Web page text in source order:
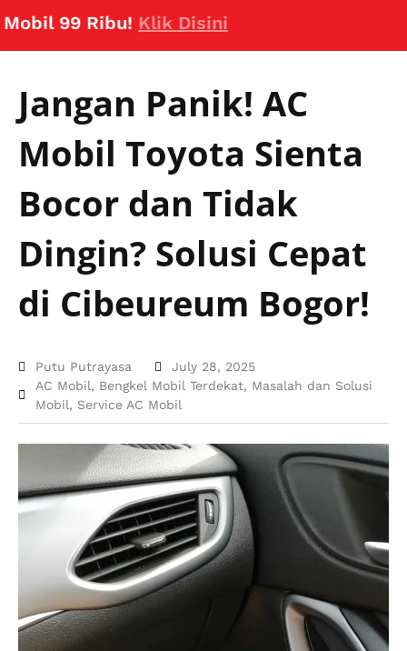
99 Ribu!Klik Disini
Jangan Panik! AC
Mobil Toyota Sienta
Bocor dan Tidak
Dingin? Solusi Cepat
di Cibeureum Bogor!
Putu Putrayasa
July 28, 2025
AC Mobil, Bengkel Mobil Terdekat, Masalah dan Solusi
Mobil, Service AC Mobil